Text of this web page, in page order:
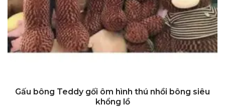
Gấu bông Teddy gối ôm hình thú nhồi bông siêu
khổng lồ